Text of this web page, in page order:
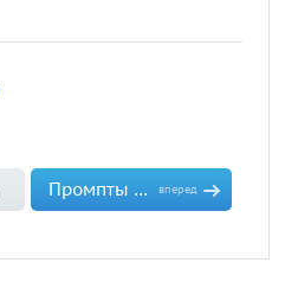
Промпты и правила AI-оценки вперед